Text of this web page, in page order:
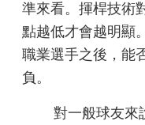
準來看。揮桿技術
點越低才會越明顯
職業選手之後，能
負。
對一般球友來